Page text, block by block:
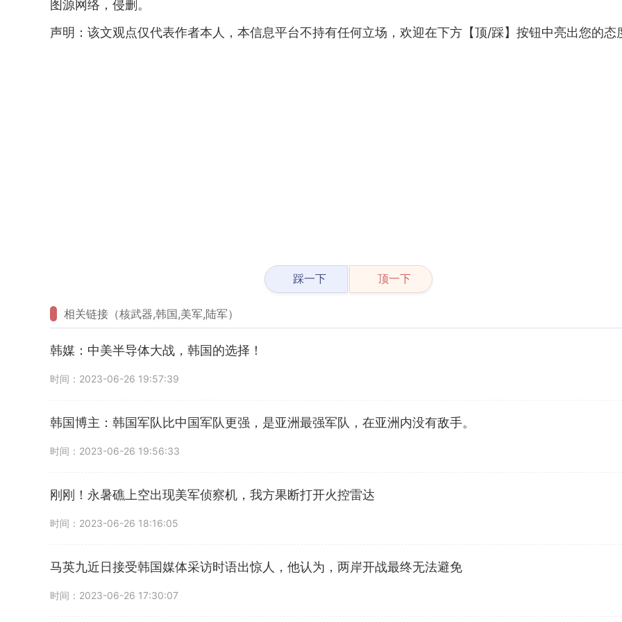
图源网络，侵删。
声明：该文观点仅代表作者本人，本信息平台不持有任何立场，欢迎在下方【顶/踩】按钮中亮出您的态
踩一下 顶一下
相关链接（核武器,韩国,美军,陆军）
韩媒：中美半导体大战，韩国的选择！
时间：2023-06-26 19:57:39
韩国博主：韩国军队比中国军队更强，是亚洲最强军队，在亚洲内没有敌手。
时间：2023-06-26 19:56:33
刚刚！永暑礁上空出现美军侦察机，我方果断打开火控雷达
时间：2023-06-26 18:16:05
马英九近日接受韩国媒体采访时语出惊人，他认为，两岸开战最终无法避免
时间：2023-06-26 17:30:07